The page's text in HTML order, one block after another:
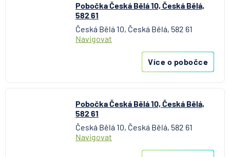
Pobočka Česká Bělá 10, Česká Bělá,
582 61
Česká Bělá 10, Česká Bělá, 582 61
Navigovat
Více o pobočce
Pobočka Česká Bělá 10, Česká Bělá,
582 61
Česká Bělá 10, Česká Bělá, 582 61
Navigovat